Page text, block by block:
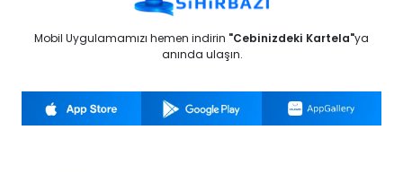
Mobil Uygulamamızı hemen indirin "Cebinizdeki Kartela"ya
anında ulaşın.